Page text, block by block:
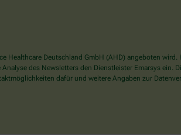
Healthcare Deutschland GmbH (AHD) angeboten
des Newsletters den Dienstleister Emarsys ein.
dafür und weitere Angaben zur